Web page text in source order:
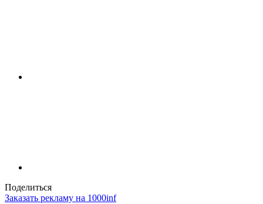
Поделиться
Заказать рекламу на 1000inf